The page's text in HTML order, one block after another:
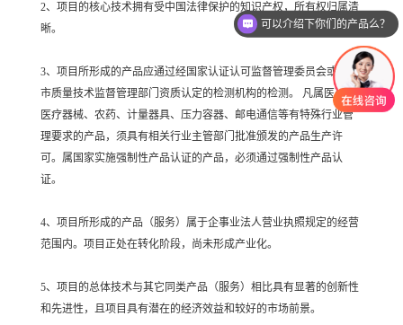
2、项目的核心技术拥有受中国法律保护的知识产权，所有权归属清
晰。
3、项目所形成的产品应通过经国家认证认可监督管理委员会或上海
市质量技术监督管理部门资质认定的检测机构的检测。 凡属医药、
医疗器械、农药、计量器具、压力容器、邮电通信等有特殊行业管
理要求的产品，须具有相关行业主管部门批准颁发的产品生产许
可。属国家实施强制性产品认证的产品，必须通过强制性产品认
证。
4、项目所形成的产品（服务）属于企事业法人营业执照规定的经营
范围内。项目正处在转化阶段，尚未形成产业化。
5、项目的总体技术与其它同类产品（服务）相比具有显著的创新性
和先进性，且项目具有潜在的经济效益和较好的市场前景。
可以介绍下你们的产品么？
你们是怎么收费的呢？